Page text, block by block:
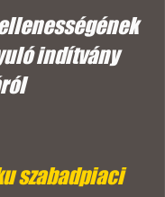
indítvány
szabadpiaci